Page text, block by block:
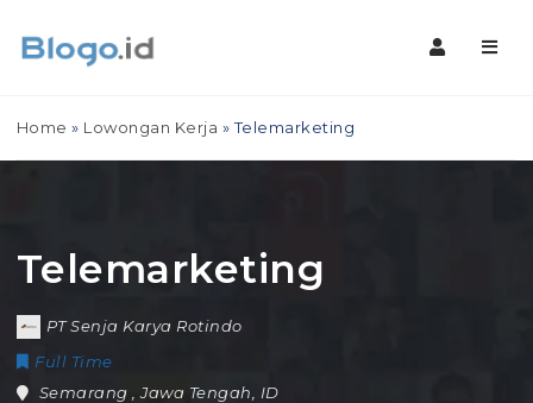
Home » Lowongan Kerja » Telemarketing
Telemarketing
PT Senja Karya Rotindo
Full Time
Semarang
,Jawa Tengah
ID